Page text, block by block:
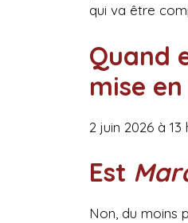
qui va être
Quand
mise
2 juin 2026 à
Est
Non, du moins